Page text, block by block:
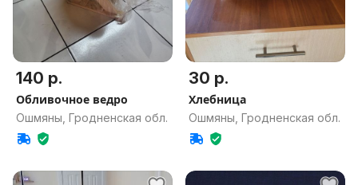
140 р.
Обливочное ведро
Ошмяны, Гродненская обл.
30 р.
Хлебница
Ошмяны, Гродненская обл.